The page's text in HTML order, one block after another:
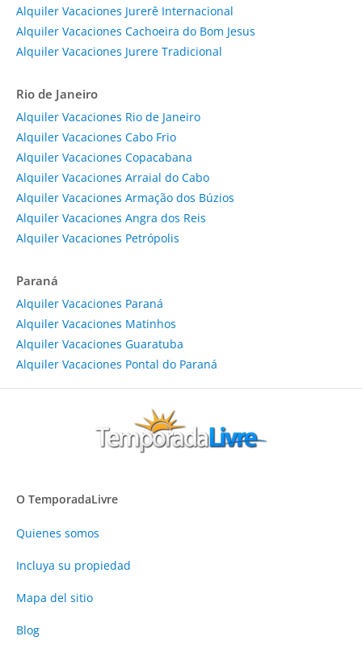
Alquiler Vacaciones Jurerê Internacional
Alquiler Vacaciones Cachoeira do Bom Jesus
Alquiler Vacaciones Jurere Tradicional
Rio de Janeiro
Alquiler Vacaciones Rio de Janeiro
Alquiler Vacaciones Cabo Frio
Alquiler Vacaciones Copacabana
Alquiler Vacaciones Arraial do Cabo
Alquiler Vacaciones Armação dos Búzios
Alquiler Vacaciones Angra dos Reis
Alquiler Vacaciones Petrópolis
Paraná
Alquiler Vacaciones Paraná
Alquiler Vacaciones Matinhos
Alquiler Vacaciones Guaratuba
Alquiler Vacaciones Pontal do Paraná
O TemporadaLivre
Quienes somos
Incluya su propiedad
Mapa del sitio
Blog